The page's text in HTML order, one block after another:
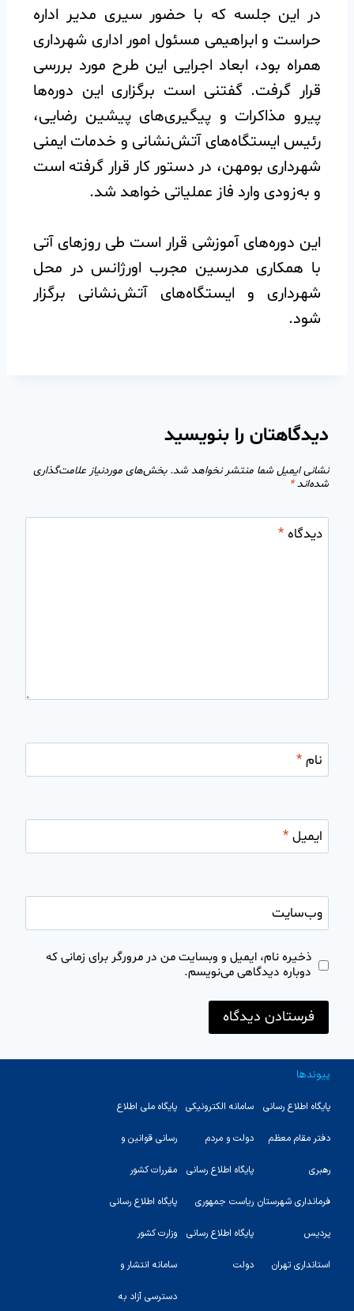
️در این جلسه که با حضور سیری مدیر اداره
حراست و ابراهیمی مسئول امور اداری شهرداری
همراه بود، ابعاد اجرایی این طرح مورد بررسی
قرار گرفت. گفتنی است برگزاری این دوره‌ها
پیرو مذاکرات و پیگیری‌های پیشین رضایی،
رئیس ایستگاه‌های آتش‌نشانی و خدمات ایمنی
شهرداری بومهن، در دستور کار قرار گرفته است
و به‌زودی وارد فاز عملیاتی خواهد شد.
️این دوره‌های آموزشی قرار است طی روزهای آتی
با همکاری مدرسین مجرب اورژانس در محل
شهرداری و ایستگاه‌های آتش‌نشانی برگزار
شود.
دیدگاهتان را بنویسید
نشانی ایمیل شما منتشر نخواهد شد. بخش‌های موردنیاز علامت‌گذاری
شده‌اند*
دیدگاه*
نام*
ایمیل*
وب‌سایت
ذخیره نام، ایمیل و وبسایت من در مرورگر برای زمانی که
دوباره دیدگاهی می‌نویسم.
پیوندها
پایگاه اطلاع رسانی
دفتر مقام معظم
رهبری
فرمانداری شهرستان
پردیس
استانداری تهران
سامانه الکترونیکی
دولت و مردم
پایگاه اطلاع رسانی
ریاست جمهوری
پایگاه اطلاع رسانی
دولت
پایگاه ملی اطلاع
رسانی قوانین و
مقررات کشور
پایگاه اطلاع رسانی
وزارت کشور
سامانه انتشار و
دسترسی آزاد به